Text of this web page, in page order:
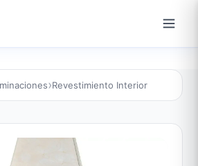
›Revestimiento Interior